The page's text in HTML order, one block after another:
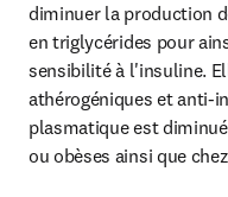
diminuer la production
en triglycérides pour
sensibilité à l'insuline.
athérogéniques et anti-
plasmatique est
ou obèses ainsi que